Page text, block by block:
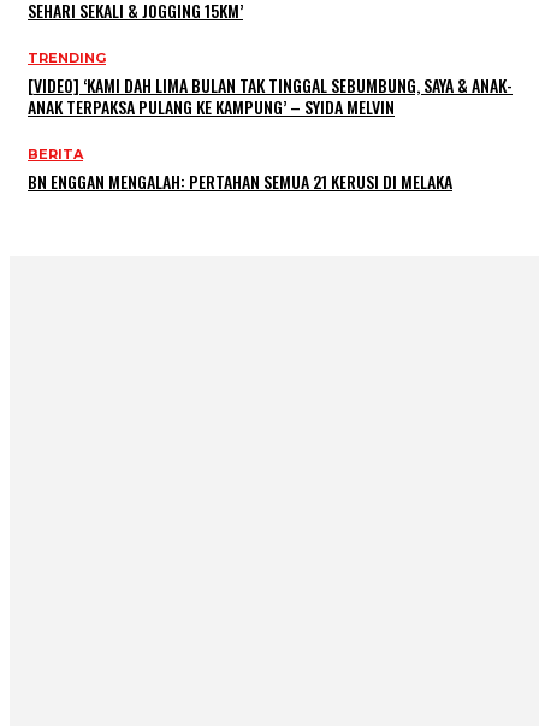
SEHARI SEKALI & JOGGING 15KM’
TRENDING
[VIDEO] ‘KAMI DAH LIMA BULAN TAK TINGGAL SEBUMBUNG, SAYA & ANAK-
ANAK TERPAKSA PULANG KE KAMPUNG’ – SYIDA MELVIN
BERITA
BN ENGGAN MENGALAH: PERTAHAN SEMUA 21 KERUSI DI MELAKA